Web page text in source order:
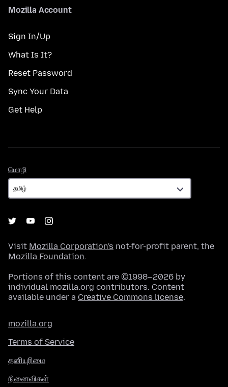
Mozilla Account
Sign In/Up
What Is It?
Reset Password
Sync Your Data
Get Help
மொழி
Visit Mozilla Corporation's not-for-profit parent, the
Mozilla Foundation.
Portions of this content are ©1998–2026 by
individual mozilla.org contributors. Content
available under a Creative Commons license.
mozilla.org
Terms of Service
தனியுரிமை
நினைவிகள்